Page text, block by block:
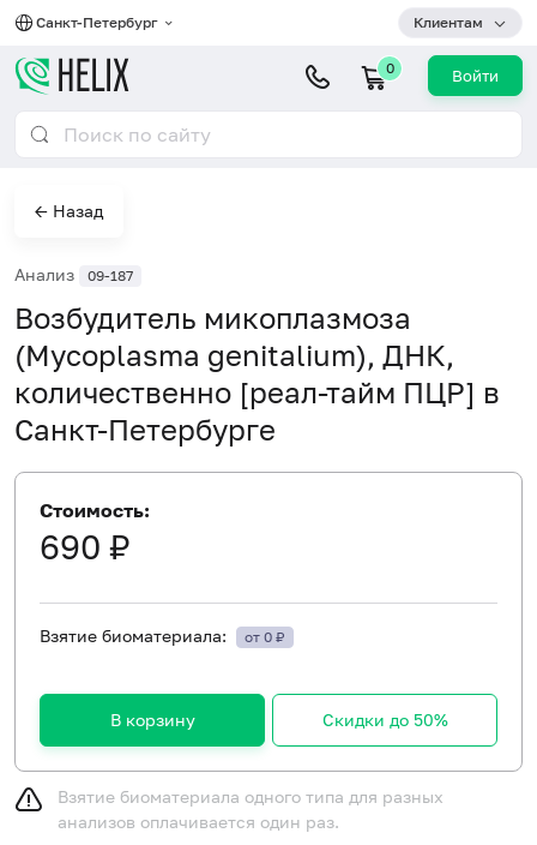
Санкт-Петербург Клиентам
0 Войти
← Назад
Анализ 09-187
Возбудитель микоплазмоза
(Mycoplasma genitalium), ДНК,
количественно [реал-тайм ПЦР] в
Санкт-Петербурге
Стоимость:
690 ₽
Взятие биоматериала: от 0 ₽
В корзину Скидки до 50%
Взятие биоматериала одного типа для разных
анализов оплачивается один раз.